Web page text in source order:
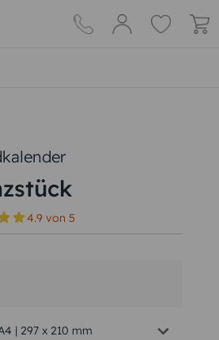
4.9 von 5
| 297 x 210 mm